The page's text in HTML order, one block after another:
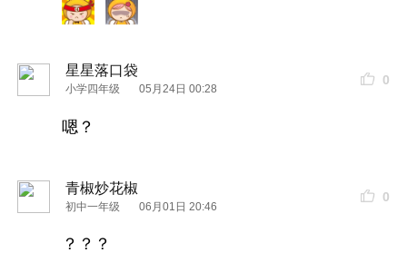
星星落口袋
小学四年级 05月24日 00:28
0
嗯？
青椒炒花椒
初中一年级 06月01日 20:46
0
？？？